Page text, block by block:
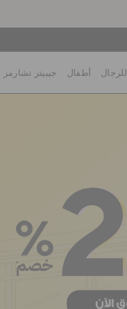
للرجال أطفال جيبيتز تشارمز